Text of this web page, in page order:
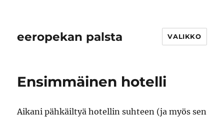
eeropekan palsta VALIKKO
Ensimmäinen hotelli
Aikani pähkäiltyä hotellin suhteen (ja myös sen